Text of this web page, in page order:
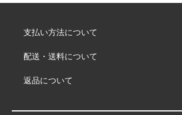
支払い方法について
配送・送料について
返品について